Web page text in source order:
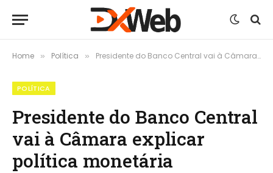
Home » Política » Presidente do Banco Central vai à Câmara explicar política monetária
POLÍTICA
Presidente do Banco Central
vai à Câmara explicar
política monetária